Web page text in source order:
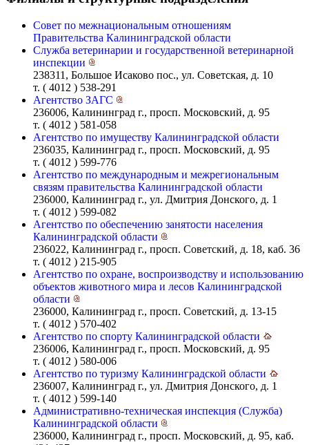
Совет по межнациональным отношениям
Правительства Калининградской области
Служба ветеринарии и государственной ветеринарной
инспекции
238311, Большое Исаково пос., ул. Советская, д. 10
т. ( 4012 ) 538-291
Агентство ЗАГС
236006, Калининград г., просп. Московский, д. 95
т. ( 4012 ) 581-058
Агентство по имуществу Калининградской области
236035, Калининград г., просп. Московский, д. 95
т. ( 4012 ) 599-776
Агентство по международным и межрегиональным
связям правительства Калининградской области
236000, Калининград г., ул. Дмитрия Донского, д. 1
т. ( 4012 ) 599-082
Агентство по обеспечению занятости населения
Калининградской области
236022, Калининград г., просп. Советский, д. 18, каб. 36
т. ( 4012 ) 215-905
Агентство по охране, воспроизводству и использованию
объектов животного мира и лесов Калининградской
области
236000, Калининград г., просп. Советский, д. 13-15
т. ( 4012 ) 570-402
Агентство по спорту Калининградской области
236006, Калининград г., просп. Московский, д. 95
т. ( 4012 ) 580-006
Агентство по туризму Калининградской области
236007, Калининград г., ул. Дмитрия Донского, д. 1
т. ( 4012 ) 599-140
Административно-техническая инспекция (Служба)
Калининградской области
236000, Калининград г., просп. Московский, д. 95, каб.